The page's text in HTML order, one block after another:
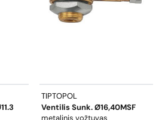
TIPTOPOL
Ventilis Sunk. Ø16,40MSF
metalinis vožtuvas